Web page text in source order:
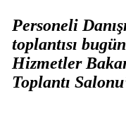
Personeli
toplantısı
Hizmetler
Toplantı